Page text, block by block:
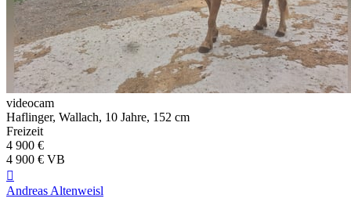
videocam
Haflinger, Wallach, 10 Jahre, 152 cm
Freizeit
4 900 €
4 900 € VB

Andreas Altenweisl